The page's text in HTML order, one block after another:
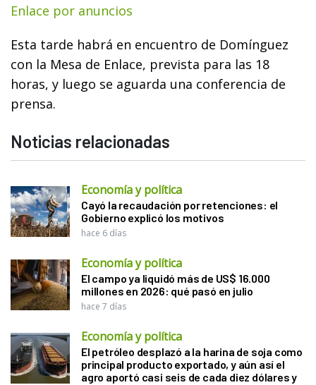
Enlace por anuncios
Esta tarde habrá en encuentro de Domínguez
con la Mesa de Enlace, prevista para las 18
horas, y luego se aguarda una conferencia de
prensa.
Noticias relacionadas
Economía y política
Cayó la recaudación por retenciones: el
Gobierno explicó los motivos
hace 6 días
Economía y política
El campo ya liquidó más de US$ 16.000
millones en 2026: qué pasó en julio
hace 7 días
Economía y política
El petróleo desplazó a la harina de soja como
principal producto exportado, y aún así el
agro aportó casi seis de cada diez dólares y